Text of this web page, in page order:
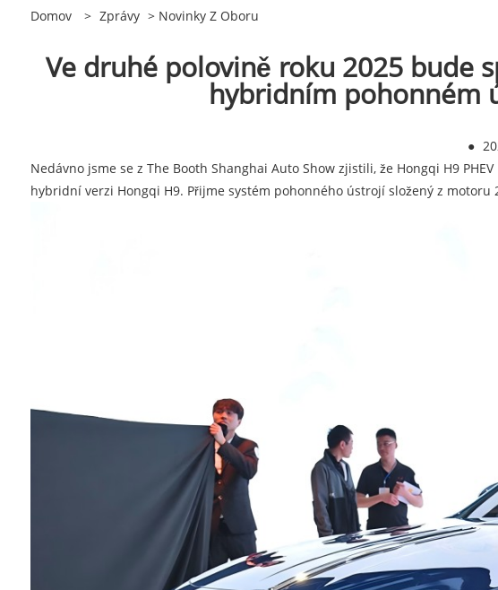
Domov > Zprávy > Novinky Z Oboru
Ve druhé polovině roku 2025 bude
hybridním pohonném
●
Nedávno jsme se z The Booth Shanghai Auto Show zjistili, že Hongqi H9
hybridní verzi Hongqi H9. Přijme systém pohonného ústrojí složený z motoru